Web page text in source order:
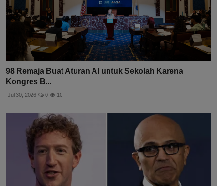
98 Remaja Buat Aturan AI untuk Sekolah Karena
Kongres B...
Jul 30, 2026 0 10